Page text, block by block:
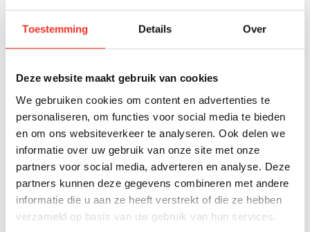
Toestemming Details Over
Deze website maakt gebruik van cookies
We gebruiken cookies om content en advertenties te
personaliseren, om functies voor social media te bieden
en om ons websiteverkeer te analyseren. Ook delen we
informatie over uw gebruik van onze site met onze
partners voor social media, adverteren en analyse. Deze
partners kunnen deze gegevens combineren met andere
informatie die u aan ze heeft verstrekt of die ze hebben
verzameld op basis van uw gebruik van hun services.
de overledene. Het is verstandig om van tevoren alvast
na te denken over welke optie voor jullie het beste
Iedereen die volgens de Verklaring van Erfrecht moet
tekenen voor de verkoop van de woning, moet in
principe aanwezig zijn bij de notaris. Dit kan echter ook
geregeld worden via een volmacht. Door hier op tijd
over na te denken en de volmacht te organiseren,
voorkom je last-minute stress.
We staan voor je klaar
Dit uitgebreide stappenplan biedt een helder overzicht